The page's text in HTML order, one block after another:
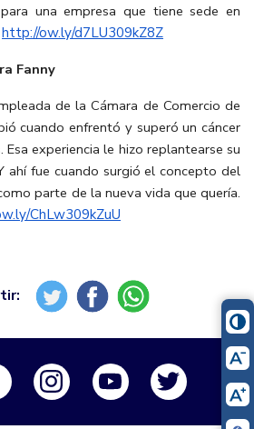
una empresa que tiene sede en
http://ow.ly/d7LU309kZ8Z
Fanny
de la Cámara de Comercio de
cuando enfrentó y superó un cáncer
Esa experiencia le hizo replantearse su
ahí fue cuando surgió el concepto del
parte de la nueva vida que quería.
ChLw309kZuU
Logo FacebookLogo InstagramLogo YoutubeLogo